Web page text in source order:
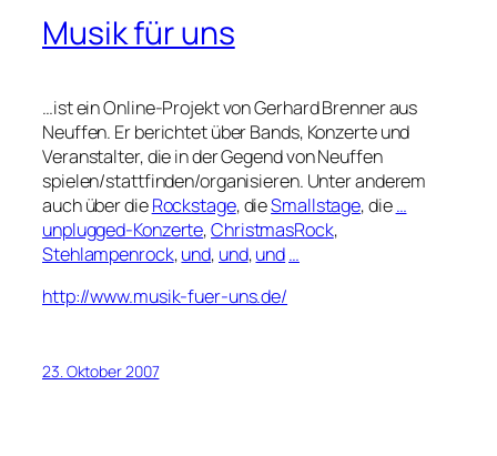
Musik für uns
…ist ein Online-Projekt von Gerhard Brenner aus
Neuffen. Er berichtet über Bands, Konzerte und
Veranstalter, die in der Gegend von Neuffen
spielen/stattfinden/organisieren. Unter anderem
auch über dieRockstage, dieSmallstage, die…
unplugged-Konzerte,ChristmasRock,
Stehlampenrock,und, und,und…
http://www.musik-fuer-uns.de/
23. Oktober 2007